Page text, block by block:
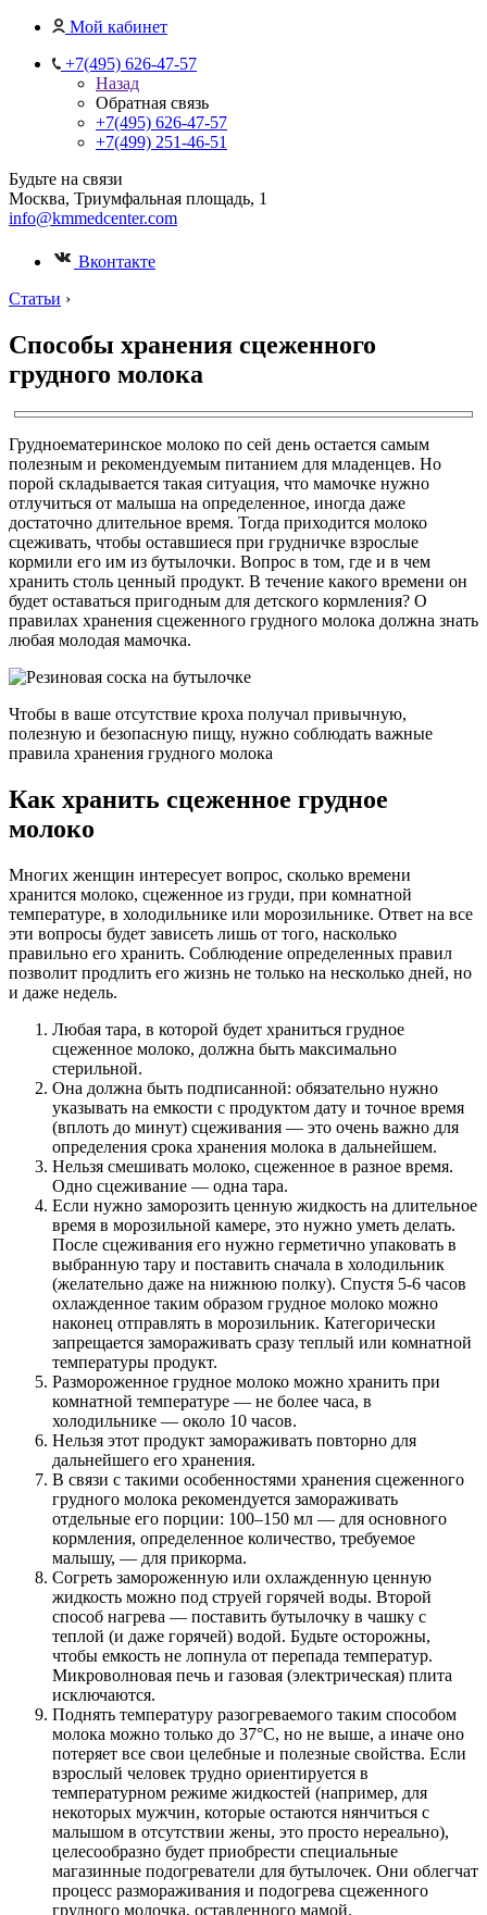
Мой кабинет
+7(495) 626-47-57
Назад
Обратная связь
+7(495) 626-47-57
+7(499) 251-46-51
Будьте на связи
Москва, Триумфальная площадь, 1
info@kmmedcenter.com
Вконтакте
Статьи ›
Способы хранения сцеженного
грудного молока
Грудноематеринское молоко по сей день остается самым
полезным и рекомендуемым питанием для младенцев. Но
порой складывается такая ситуация, что мамочке нужно
отлучиться от малыша на определенное, иногда даже
достаточно длительное время. Тогда приходится молоко
сцеживать, чтобы оставшиеся при грудничке взрослые
кормили его им из бутылочки. Вопрос в том, где и в чем
хранить столь ценный продукт. В течение какого времени он
будет оставаться пригодным для детского кормления? О
правилах хранения сцеженного грудного молока должна знать
любая молодая мамочка.
Чтобы в ваше отсутствие кроха получал привычную,
полезную и безопасную пищу, нужно соблюдать важные
правила хранения грудного молока
Как хранить сцеженное грудное
молоко
Многих женщин интересует вопрос, сколько времени
хранится молоко, сцеженное из груди, при комнатной
температуре, в холодильнике или морозильнике. Ответ на все
эти вопросы будет зависеть лишь от того, насколько
правильно его хранить. Соблюдение определенных правил
позволит продлить его жизнь не только на несколько дней, но
и даже недель.
Любая тара, в которой будет храниться грудное
сцеженное молоко, должна быть максимально
стерильной.
Она должна быть подписанной: обязательно нужно
указывать на емкости с продуктом дату и точное время
(вплоть до минут) сцеживания — это очень важно для
определения срока хранения молока в дальнейшем.
Нельзя смешивать молоко, сцеженное в разное время.
Одно сцеживание — одна тара.
Если нужно заморозить ценную жидкость на длительное
время в морозильной камере, это нужно уметь делать.
После сцеживания его нужно герметично упаковать в
выбранную тару и поставить сначала в холодильник
(желательно даже на нижнюю полку). Спустя 5-6 часов
охлажденное таким образом грудное молоко можно
наконец отправлять в морозильник. Категорически
запрещается замораживать сразу теплый или комнатной
температуры продукт.
Размороженное грудное молоко можно хранить при
комнатной температуре — не более часа, в
холодильнике — около 10 часов.
Нельзя этот продукт замораживать повторно для
дальнейшего его хранения.
В связи с такими особенностями хранения сцеженного
грудного молока рекомендуется замораживать
отдельные его порции: 100–150 мл — для основного
кормления, определенное количество, требуемое
малышу, — для прикорма.
Согреть замороженную или охлажденную ценную
жидкость можно под струей горячей воды. Второй
способ нагрева — поставить бутылочку в чашку с
теплой (и даже горячей) водой. Будьте осторожны,
чтобы емкость не лопнула от перепада температур.
Микроволновая печь и газовая (электрическая) плита
исключаются.
Поднять температуру разогреваемого таким способом
молока можно только до 37°С, но не выше, а иначе оно
потеряет все свои целебные и полезные свойства. Если
взрослый человек трудно ориентируется в
температурном режиме жидкостей (например, для
некоторых мужчин, которые остаются нянчиться с
малышом в отсутствии жены, это просто нереально),
целесообразно будет приобрести специальные
магазинные подогреватели для бутылочек. Они облегчат
процесс размораживания и подогрева сцеженного
грудного молочка, оставленного мамой.